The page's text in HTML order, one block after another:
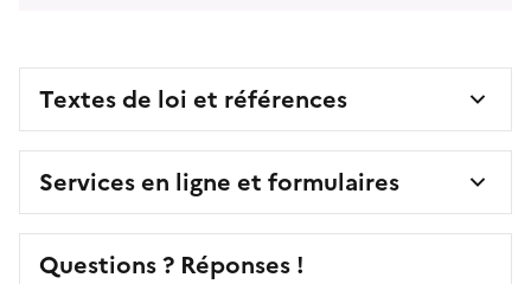
Textes de loi et références
Services en ligne et formulaires
Questions ? Réponses !